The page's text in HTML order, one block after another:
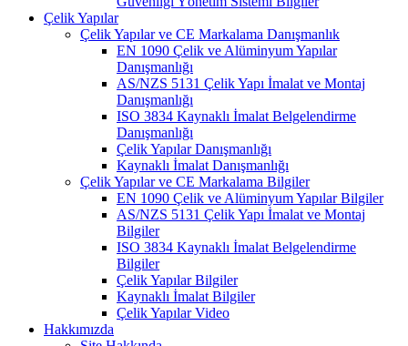
Çelik Yapılar
Çelik Yapılar ve CE Markalama Danışmanlık
EN 1090 Çelik ve Alüminyum Yapılar
Danışmanlığı
AS/NZS 5131 Çelik Yapı İmalat ve Montaj
Danışmanlığı
ISO 3834 Kaynaklı İmalat Belgelendirme
Danışmanlığı
Çelik Yapılar Danışmanlığı
Kaynaklı İmalat Danışmanlığı
Çelik Yapılar ve CE Markalama Bilgiler
EN 1090 Çelik ve Alüminyum Yapılar Bilgiler
AS/NZS 5131 Çelik Yapı İmalat ve Montaj
Bilgiler
ISO 3834 Kaynaklı İmalat Belgelendirme
Bilgiler
Çelik Yapılar Bilgiler
Kaynaklı İmalat Bilgiler
Çelik Yapılar Video
Hakkımızda